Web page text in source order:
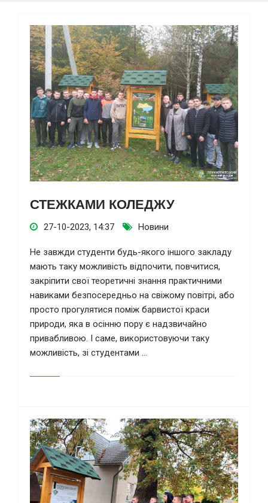
СТЕЖКАМИ КОЛЕДЖУ
27-10-2023, 14:37 Новини
Не завжди студенти будь-якого іншого закладу
мають таку можливість відпочити, повчитися,
закріпити свої теоретичні знання практичними
навиками безпосередньо на свіжому повітрі, або
просто прогулятися поміж барвистої краси
природи, яка в осінню пору є надзвичайно
привабливою. І саме, використовуючи таку
можливість, зі студентами ...